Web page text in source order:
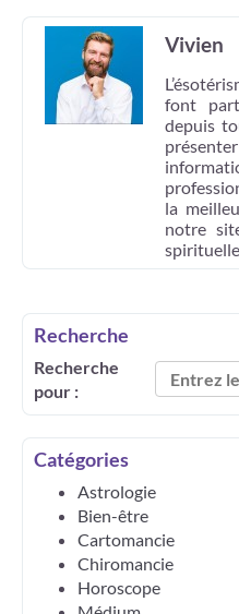
Vivien
font
depuis
la
notre
spirituelle.
Recherche
Recherche
pour :
Catégories
Astrologie
Bien-être
Cartomancie
Chiromancie
Horoscope